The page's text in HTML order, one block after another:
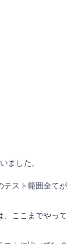
ました。
テスト範囲全てが
、ここまでやって